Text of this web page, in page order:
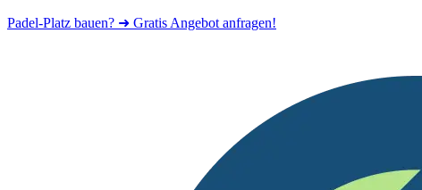
Padel-Platz bauen? ➜ Gratis Angebot anfragen!